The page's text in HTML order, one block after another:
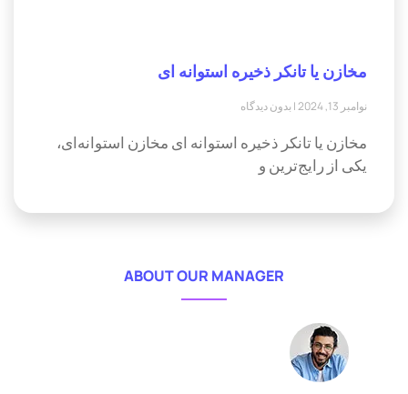
مخازن یا تانکر ذخیره استوانه ای
نوامبر 13, 2024 بدون دیدگاه
مخازن یا تانکر ذخیره استوانه ای مخازن استوانه‌ای،
یکی از رایج‌ترین و
ABOUT OUR MANAGER